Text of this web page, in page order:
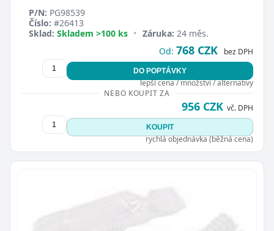
P/N: PG98539
Číslo: #26413
Sklad: Skladem >100 ks • Záruka: 24 měs.
Od: 768 CZK bez DPH
DO POPTÁVKY
lepší cena / množství / alternativy
NEBO KOUPIT ZA
956 CZK vč. DPH
KOUPIT
rychlá objednávka (běžná cena)